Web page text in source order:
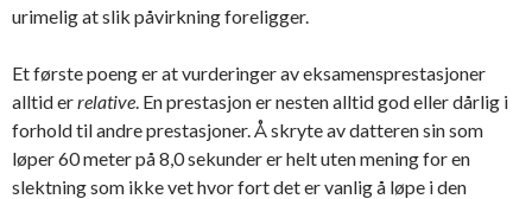
urimelig at slik påvirkning foreligger.
Et første poeng er at vurderinger av eksamensprestasjoner
alltid errelative. En prestasjon er nesten alltid god eller dårlig i
forhold til andre prestasjoner. Å skryte av datteren sin som
løper 60 meter på 8,0 sekunder er helt uten mening for en
slektning som ikke vet hvor fort det er vanlig å løpe i den